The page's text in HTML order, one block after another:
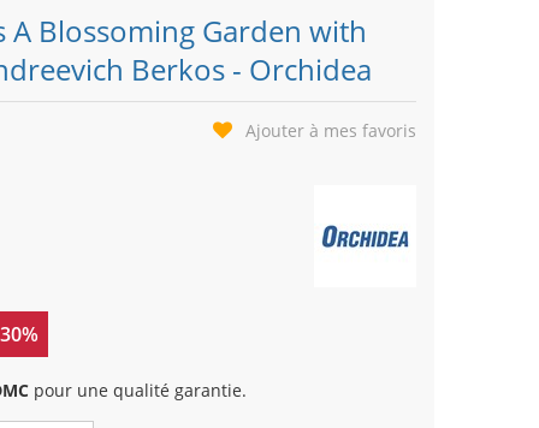
A Blossoming Garden with
Berkos - Orchidea
Ajouter à mes favoris
pour une qualité garantie.